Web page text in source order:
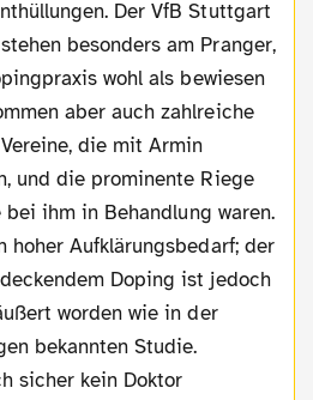
besonders am Pranger,
wohl als bewiesen
aber auch zahlreiche
die mit Armin
und die prominente Riege
ihm in Behandlung waren.
hoher Aufklärungsbedarf; der
Doping ist jedoch
worden wie in der
bekannten Studie.
sicher kein Doktor